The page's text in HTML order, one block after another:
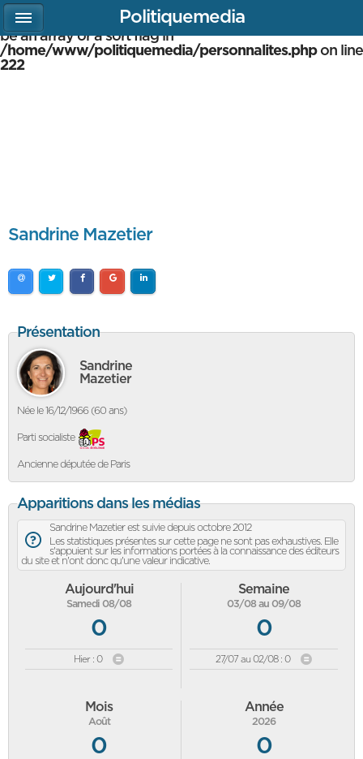
Warning
: array_multisort(): Argument #1 is expected to
be an array or a sort flag in
/home/www/politiquemedia/personnalites.phpon line
222
Sandrine Mazetier
Présentation
Sandrine
Mazetier
Née le 16/12/1966 (60 ans)
Parti socialiste
Ancienne députée de Paris
Apparitions dans les médias
Sandrine Mazetier est suivie depuis octobre 2012
Les statistiques présentes sur cette page ne sont pas exhaustives. Elle
s'appuient sur les informations portées à la connaissance des éditeurs
du site et n'ont donc qu'une valeur indicative.
Aujourd'hui
Samedi 08/08
0
Hier : 0
Semaine
03/08 au 09/08
0
27/07 au 02/08 : 0
Mois
Août
0
Année
2026
0
Politiquemedia